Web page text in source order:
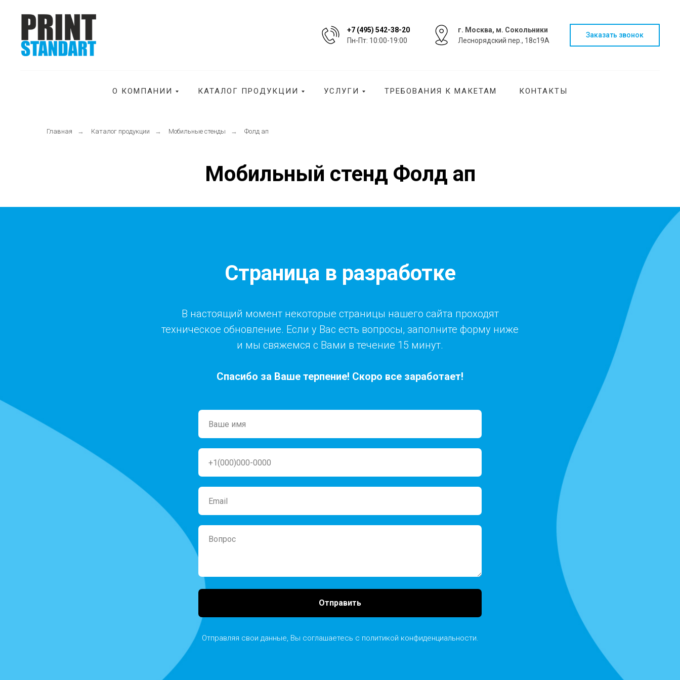
+7 (495) 542-38-20
Пн-Пт: 10:00-19:00
г. Москва, м. Сокольники
Леснорядский пер., 18с19А
Заказать звонок
О КОМПАНИИ КАТАЛОГ ПРОДУКЦИИ УСЛУГИ ТРЕБОВАНИЯ К МАКЕТАМ КОНТАКТЫ
Главная → Каталог продукции → Мобильные стенды → Фолд ап
Мобильный стенд Фолд ап
Страница в разработке
В настоящий момент некоторые страницы нашего сайта проходят
техническое обновление. Если у Вас есть вопросы, заполните форму ниже
и мы свяжемся с Вами в течение 15 минут.
Спасибо за Ваше терпение! Скоро все заработает!
Отправить
Отправляя свои данные, Вы соглашаетесь с политикой конфиденциальности